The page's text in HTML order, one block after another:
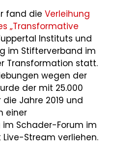
fand die Verleihung
„Transformative
Instituts und
im Stifterverband im
Transformation statt.
wegen der
der mit 25.000
Jahre 2019 und
einer
Schader-Forum im
Stream verliehen.